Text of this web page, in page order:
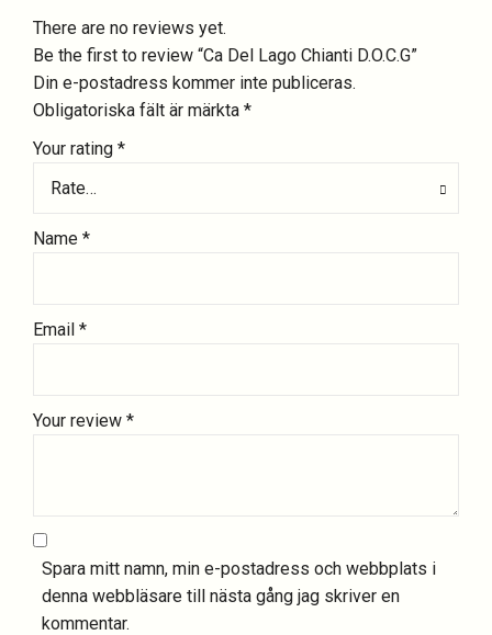
There are no reviews yet.
Be the first to review “Ca Del Lago Chianti D.O.C.G”
Din e-postadress kommer inte publiceras.
Obligatoriska fält är märkta *
Your rating *
Rate…
Your review *
Name *
Email *
Spara mitt namn, min e-postadress och webbplats i
denna webbläsare till nästa gång jag skriver en
kommentar.